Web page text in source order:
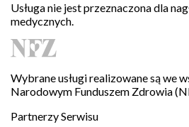
Usługa nie jest przeznaczona dla
medycznych.
Wybrane usługi realizowane są we
Narodowym Funduszem Zdrowia
Partnerzy Serwisu